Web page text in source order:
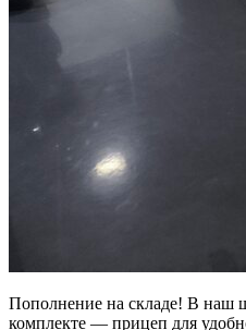
Пополнение на складе! В наш
комплекте — прицеп для